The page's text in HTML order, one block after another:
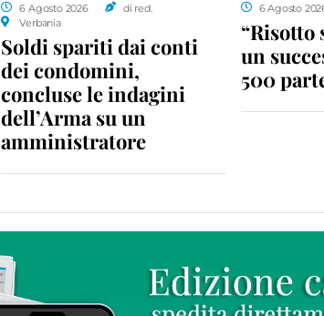
6 Agosto 2026
di red.
Verbania
Soldi spariti dai conti
dei condomini,
concluse le indagini
dell’Arma su un
amministratore
6 Agosto
“Risotto
un
500